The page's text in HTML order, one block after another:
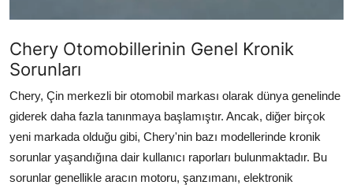
LPG & Yakıt
Elektrik & Akü
Klima & Konfor
Aydınlatma & Görüş
Şanzıman & Aktarma
Chery Otomobillerinin Genel Kronik
Sorunları
Chery, Çin merkezli bir otomobil markası olarak dünya genelinde
giderek daha fazla tanınmaya başlamıştır. Ancak, diğer birçok
yeni markada olduğu gibi, Chery'nin bazı modellerinde kronik
sorunlar yaşandığına dair kullanıcı raporları bulunmaktadır. Bu
sorunlar genellikle aracın motoru, şanzımanı, elektronik